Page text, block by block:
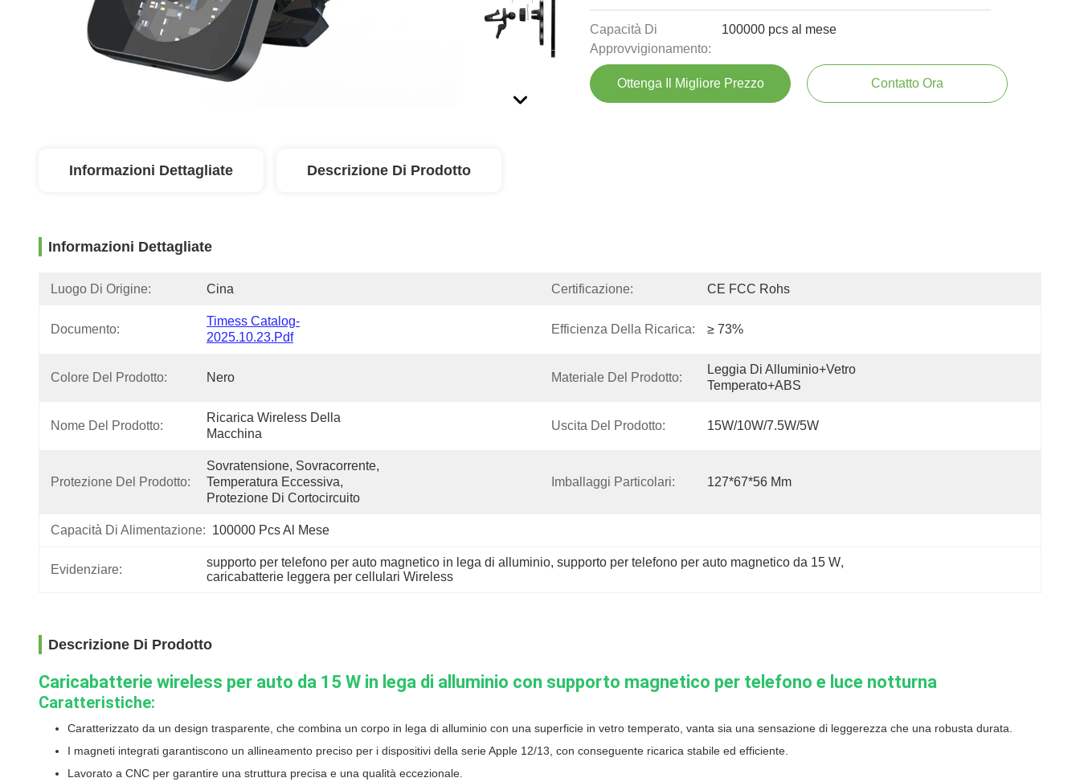
Capacità Di
Approvvigionamento:
100000 pcs al mese
Ottenga Il Migliore Prezzo Contatto Ora
Informazioni Dettagliate Descrizione Di Prodotto
Informazioni Dettagliate
Luogo Di Origine: Cina Certificazione: CE FCC Rohs
Documento:
Timess Catalog-
2025.10.23.pdf
Efficienza Della Ricarica: ≥ 73%
Colore Del Prodotto: Nero Materiale Del Prodotto:
Leggia Di Alluminio+vetro
Temperato+ABS
Nome Del Prodotto:
Ricarica Wireless Della
Macchina
Uscita Del Prodotto: 15W/10W/7.5W/5W
Protezione Del Prodotto:
Sovratensione, Sovracorrente,
Temperatura Eccessiva,
Protezione Di Cortocircuito
Imballaggi Particolari: 127*67*56 Mm
Capacità Di Alimentazione: 100000 Pcs Al Mese
Evidenziare:
supporto per telefono per auto magnetico in lega di alluminio, supporto per telefono per auto magnetico da 15 W,
caricabatterie leggera per cellulari Wireless
Descrizione Di Prodotto
Caricabatterie wireless per auto da 15 W in lega di alluminio con supporto magnetico per telefono e luce notturna
Caratteristiche:
Caratterizzato da un design trasparente, che combina un corpo in lega di alluminio con una superficie in vetro temperato, vanta sia una sensazione di leggerezza che una robusta durata.
I magneti integrati garantiscono un allineamento preciso per i dispositivi della serie Apple 12/13, con conseguente ricarica stabile ed efficiente.
Lavorato a CNC per garantire una struttura precisa e una qualità eccezionale.